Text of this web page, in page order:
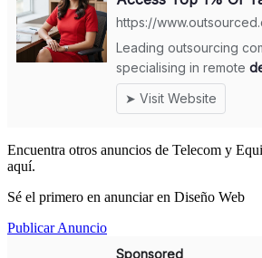
Encuentra otros anuncios de Telecom y
aquí.
Sé el primero en anunciar en Diseño Web
Publicar Anuncio